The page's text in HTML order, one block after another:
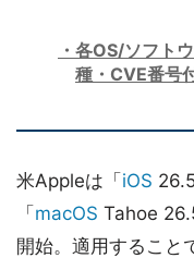
各OS/ソフト
種・CVE番号
米Appleは「 iOS
「 macOS Tahoe
開始。適用すること